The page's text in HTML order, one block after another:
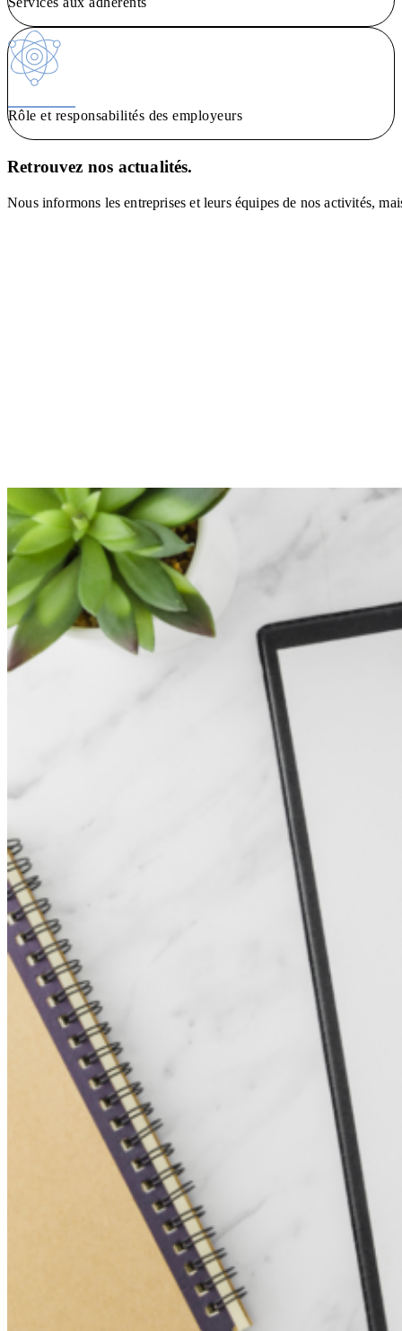
Rôle et responsabilités des employeurs
Retrouvez nos actualités.
Nous informons les entreprises et leurs équipes de nos activités, mai